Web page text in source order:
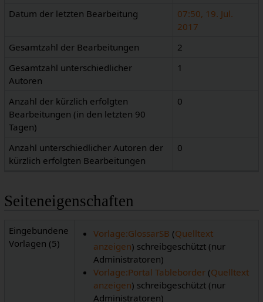
Datum der letzten Bearbeitung
07:50, 19. Jul.
2017
Gesamtzahl der Bearbeitungen
2
Gesamtzahl unterschiedlicher
Autoren
1
Anzahl der kürzlich erfolgten
Bearbeitungen (in den letzten 90
Tagen)
0
Anzahl unterschiedlicher Autoren der
kürzlich erfolgten Bearbeitungen
0
Seiteneigenschaften
Eingebundene
Vorlagen (5)
Vorlage:GlossarSB (Quelltext
anzeigen) schreibgeschützt (nur
Administratoren)
Vorlage:Portal Tableborder(Quelltext
anzeigen) schreibgeschützt (nur
Administratoren)